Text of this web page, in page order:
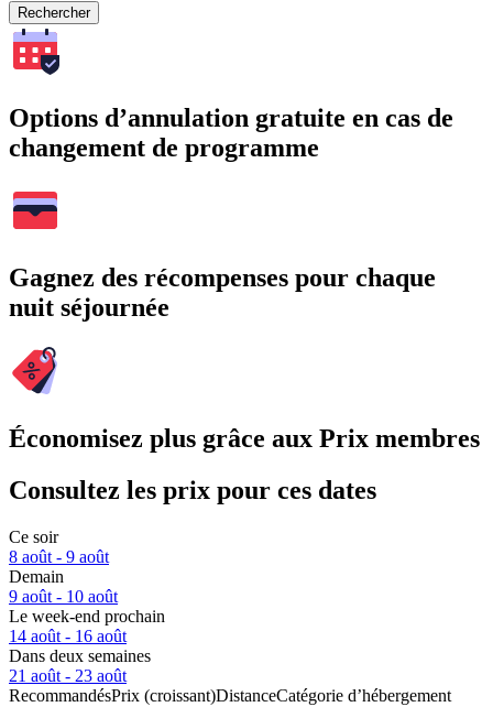
Rechercher
Options d’annulation gratuite en cas de
changement de programme
Gagnez des récompenses pour chaque
nuit séjournée
Économisez plus grâce aux Prix membres
Consultez les prix pour ces dates
Ce soir
8 août - 9 août
Demain
9 août - 10 août
Le week-end prochain
14 août - 16 août
Dans deux semaines
21 août - 23 août
RecommandésPrix (croissant)DistanceCatégorie d’hébergement